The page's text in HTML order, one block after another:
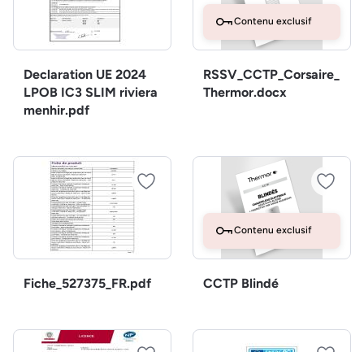
Declaration UE 2024
LPOB IC3 SLIM riviera
menhir.pdf
Contenu exclusif
RSSV_CCTP_Corsaire_
Thermor.docx
Fiche_527375_FR.pdf
Contenu exclusif
CCTP Blindé